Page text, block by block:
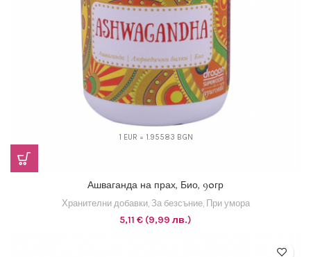
1 EUR = 1.95583 BGN
Ашваганда на прах, Био, 90гр
Хранителни добавки, За безсъние, При умора
5,11 € (9,99 лв.)